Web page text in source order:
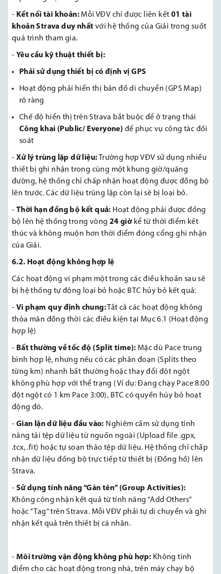
- Kết nối tài khoản: Mỗi VĐV chỉ được liên kết 01 tài
khoản Strava duy nhất với hệ thống của Giải trong suốt
quá trình tham gia.
- Yêu cầu kỹ thuật thiết bị:
Phải sử dụng thiết bị có định vị GPS
Hoạt động phải hiển thị bản đồ di chuyển (GPS Map)
rõ ràng
Chế độ hiển thị trên Strava bắt buộc để ở trạng thái
Công khai (Public/ Everyone) để phục vụ công tác đối
soát
- Xử lý trùng lặp dữ liệu:Trường hợp VĐV sử dụng nhiều
thiết bị ghi nhận trong cùng một khung giờ/quãng
đường, hệ thống chỉ chấp nhận hoạt động được đồng bộ
lên trước. Các dữ liệu trùng lặp còn lại sẽ bị loại bỏ.
- Thời hạn đồng bộ kết quả: Hoạt động phải được đồng
bộ lên hệ thống trong vòng 24 giờkể từ thời điểm kết
thúc và không muộn hơn thời điểm đóng cổng ghi nhận
của Giải.
6.2. Hoạt động không hợp lệ
Các hoạt động vi phạm một trong các điều khoản sau sẽ
bị hệ thống tự động loại bỏ hoặc BTC hủy bỏ kết quả:
- Vi phạm quy định chung:Tất cả các hoạt động không
thỏa mãn đồng thời các điều kiện tại Mục 6.1 (Hoạt động
hợp lệ)
- Bất thường về tốc độ (Split time): Mặc dù Pace trung
bình hợp lệ, nhưng nếu có các phân đoạn (Splits theo
từng km) nhanh bất thường hoặc thay đổi đột ngột
không phù hợp với thể trạng (Ví dụ: Đang chạy Pace 8:00
đột ngột có 1 km Pace 3:00), BTC có quyền hủy bỏ hoạt
động đó.
- Gian lận dữ liệu đầu vào: Nghiêm cấm sử dụng tính
năng tải tệp dữ liệu từ nguồn ngoài (Upload file .gpx,
.tcx, .fit) hoặc tự soạn thảo tệp dữ liệu. Hệ thống chỉ chấp
nhận dữ liệu đồng bộ trực tiếp từ thiết bị (Đồng hồ) lên
Strava.
- Sử dụng tính năng “Gán tên” (Group Activities):
Không công nhận kết quả từ tính năng “Add Others”
hoặc “Tag” trên Strava. Mỗi VĐV phải tự di chuyển và ghi
nhận kết quả trên thiết bị cá nhân.
- Môi trường vận động không phù hợp: Không tính
điểm cho các hoạt động trong nhà, trên máy chạy bộ